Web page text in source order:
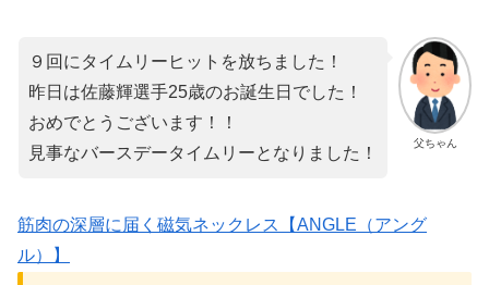
父ちゃん
９回にタイムリーヒットを放ちました！
昨日は佐藤輝選手25歳のお誕生日でした！
おめでとうございます！！
見事なバースデータイムリーとなりました！
筋肉の深層に届く磁気ネックレス【ANGLE（アング
ル）】